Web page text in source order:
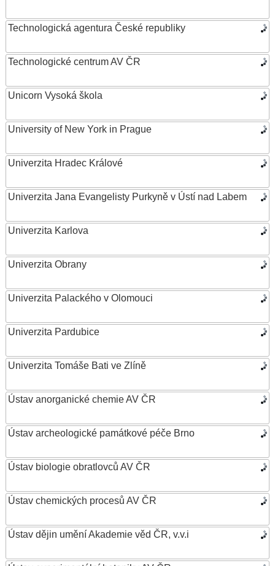
Technologická agentura České republiky
Technologické centrum AV ČR
Unicorn Vysoká škola
University of New York in Prague
Univerzita Hradec Králové
Univerzita Jana Evangelisty Purkyně v Ústí nad Labem
Univerzita Karlova
Univerzita Obrany
Univerzita Palackého v Olomouci
Univerzita Pardubice
Univerzita Tomáše Bati ve Zlíně
Ústav anorganické chemie AV ČR
Ústav archeologické památkové péče Brno
Ústav biologie obratlovců AV ČR
Ústav chemických procesů AV ČR
Ústav dějin umění Akademie věd ČR, v.v.i